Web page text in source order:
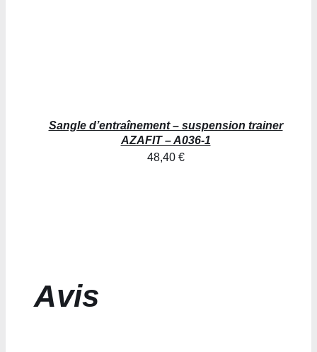
Sangle d’entraînement – suspension trainer
AZAFIT – A036-1
48,40 €
Avis